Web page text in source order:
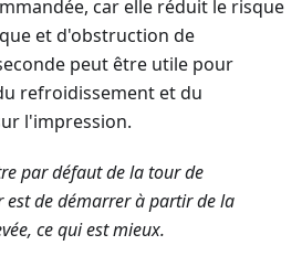
car elle réduit le risque
et d'obstruction de
peut être utile pour
refroidissement et du
l'impression.
par défaut de la tour de
est de démarrer à partir de la
ce qui est mieux.